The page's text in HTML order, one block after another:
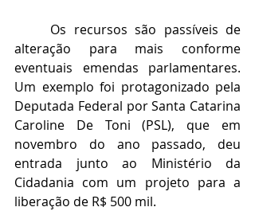
alteração para mais conforme
eventuais emendas parlamentares.
Um exemplo foi protagonizado pela
Deputada Federal por Santa Catarina
Caroline De Toni (PSL), que em
novembro do ano passado, deu
entrada junto ao Ministério da
Cidadania com um projeto para a
liberação de R$ 500 mil.